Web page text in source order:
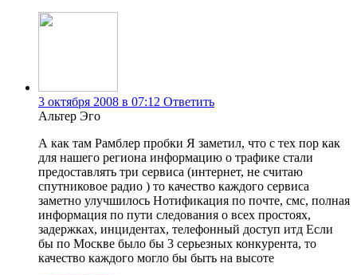
3 октября 2008 в 07:12 Ответить
Альтер Эго
А как там Рамблер пробки Я заметил, что с тех пор как
для нашего региона информацию о трафике стали
предоставлять три сервиса (интернет, не считаю
спутниковое радио ) то качество каждого сервиса
заметно улучшилось Нотификация по почте, смс, полная
информация по пути следования о всех простоях,
задержках, инцидентах, телефонный доступ итд Если
бы по Москве было бы 3 серьезных конкурента, то
качество каждого могло бы быть на высоте